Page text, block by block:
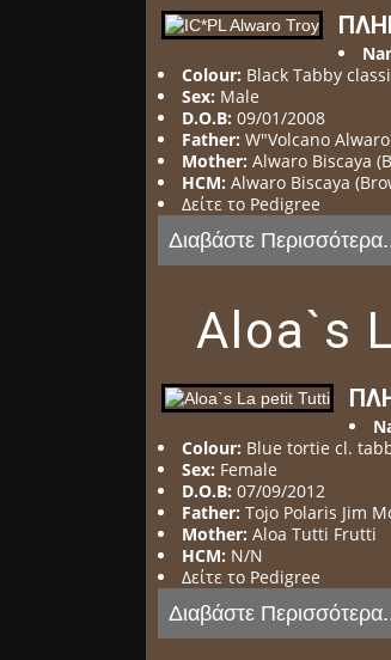
Colour: Black Tabby
Sex: Male
D.O.B: 09/01/2008
Father: W"Volcano
Mother: Alwaro Biscaya
HCM: Alwaro Biscaya
Δείτε το Pedigree
Διαβάστε
Aloa`s
Colour: Blue tortie cl.
Sex: Female
D.O.B: 07/09/2012
Father: Tojo Polaris Jim
Mother: Aloa Tutti Frutti
HCM: N/N
Δείτε το Pedigree
Διαβάστε